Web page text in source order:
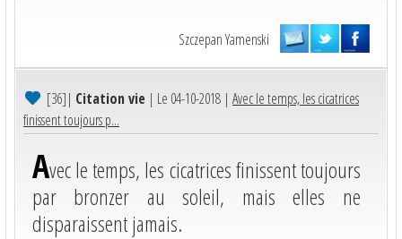
Szczepan Yamenski
[36]| Citation vie | Le 04-10-2018 | Avec le temps, les cicatrices
finissent toujours p...
Avec le temps, les cicatrices finissent toujours
par bronzer au soleil, mais elles ne
disparaissent jamais.